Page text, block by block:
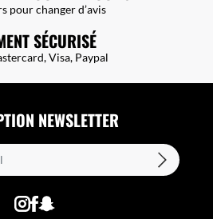
pour changer d’avis
SÉCURISÉ
Visa, Paypal
NEWSLETTER